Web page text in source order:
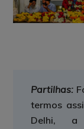
Partilhas:
termos
Delhi,